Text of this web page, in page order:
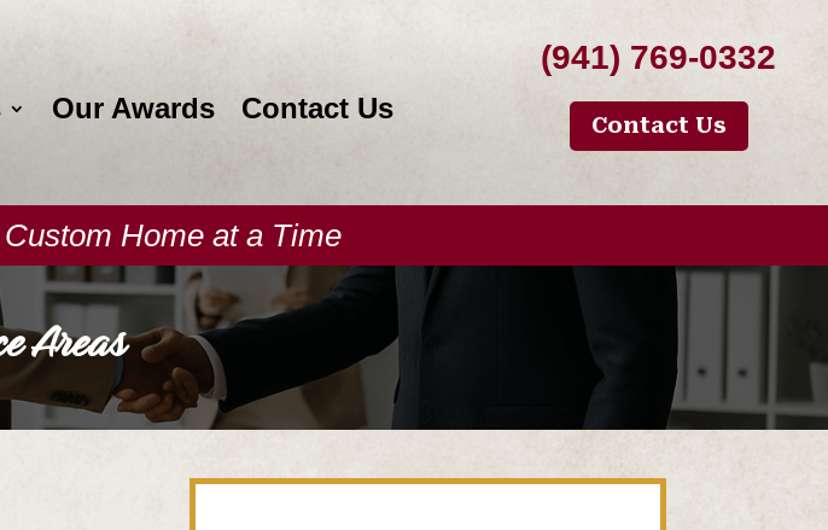
Our Awards Contact Us
(941) 769-0332
Contact Us
Home at a Time
Areas